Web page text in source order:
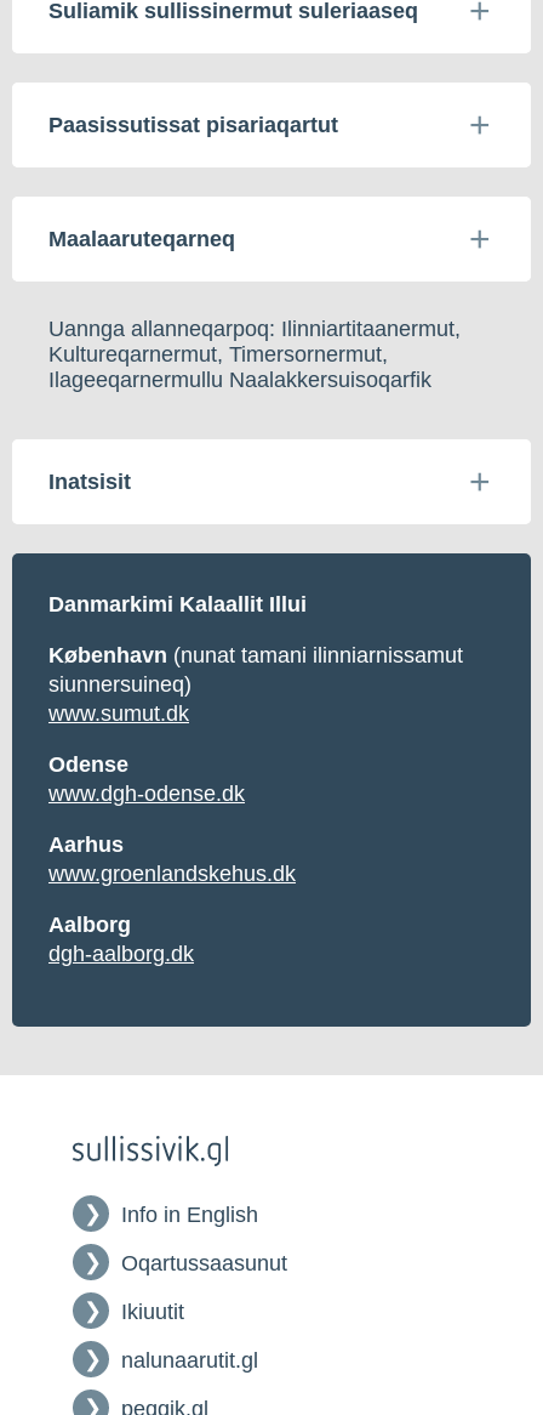
Suliamik sullissinermut suleriaaseq
Paasissutissat pisariaqartut
Maalaaruteqarneq
Uannga allanneqarpoq: Ilinniartitaanermut,
Kultureqarnermut, Timersornermut,
Ilageeqarnermullu Naalakkersuisoqarfik
Inatsisit
Danmarkimi Kalaallit Illui
København (nunat tamani ilinniarnissamut
siunnersuineq)
www.sumut.dk
Odense
www.dgh-odense.dk
Aarhus
www.groenlandskehus.dk
Aalborg
dgh-aalborg.dk
Info in English
Oqartussaasunut
Ikiuutit
nalunaarutit.gl
peqqik.gl